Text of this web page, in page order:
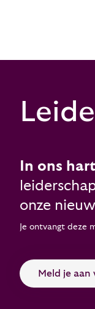
In ons
onze
Je ontvangt deze
Meld je